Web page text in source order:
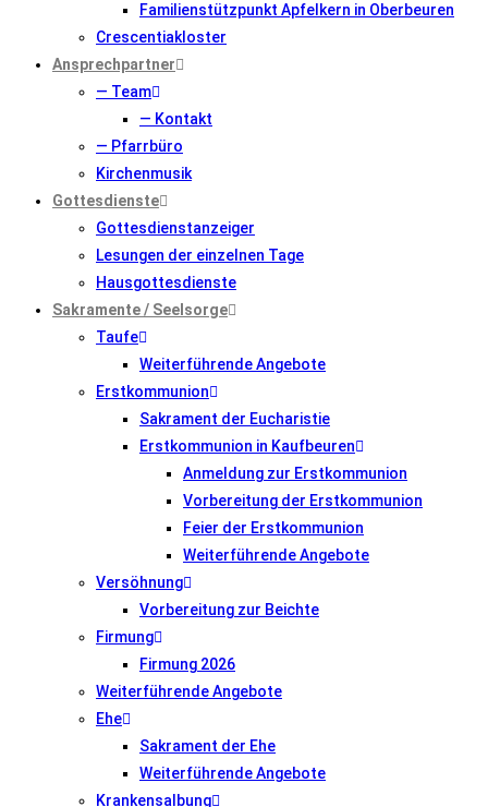
Familienstützpunkt Apfelkern in Oberbeuren
Crescentiakloster
Ansprechpartner
— Team
— Kontakt
— Pfarrbüro
Kirchenmusik
Gottesdienste
Gottesdienstanzeiger
Lesungen der einzelnen Tage
Hausgottesdienste
Sakramente / Seelsorge
Taufe
Weiterführende Angebote
Erstkommunion
Sakrament der Eucharistie
Erstkommunion in Kaufbeuren
Anmeldung zur Erstkommunion
Vorbereitung der Erstkommunion
Feier der Erstkommunion
Weiterführende Angebote
Versöhnung
Vorbereitung zur Beichte
Firmung
Firmung 2026
Weiterführende Angebote
Ehe
Sakrament der Ehe
Weiterführende Angebote
Krankensalbung